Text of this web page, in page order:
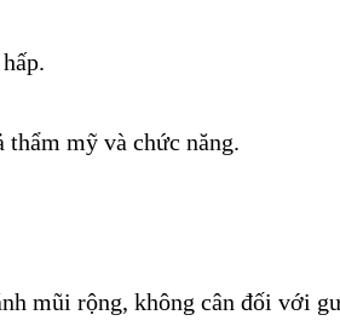
mỹ và chức năng.
mũi rộng, không cân đối với